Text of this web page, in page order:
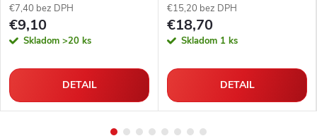
€7,40 bez DPH
€9,10
Skladom >20 ks
DETAIL
€15,20 bez DPH
€18,70
Skladom 1 ks
DETAIL